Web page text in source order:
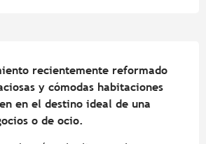
recientemente reformado
y cómodas habitaciones
en el destino ideal de una
o de ocio.